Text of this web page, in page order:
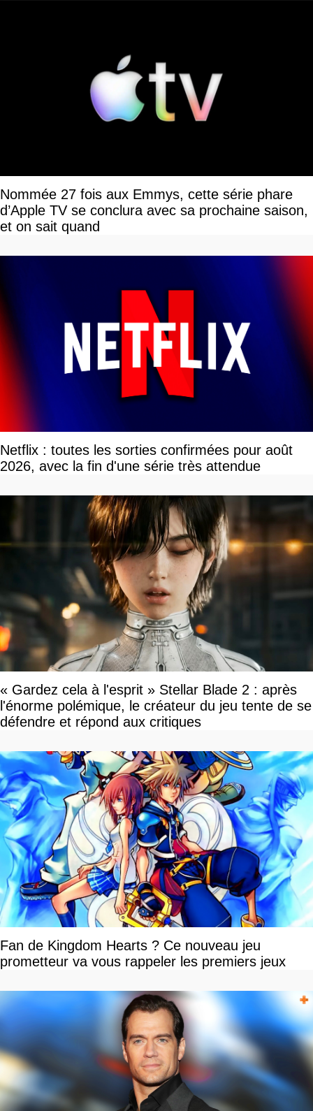
Nommée 27 fois aux Emmys, cette série phare
d’Apple TV se conclura avec sa prochaine saison,
et on sait quand
Netflix : toutes les sorties confirmées pour août
2026, avec la fin d'une série très attendue
« Gardez cela à l'esprit » Stellar Blade 2 : après
l'énorme polémique, le créateur du jeu tente de se
défendre et répond aux critiques
Fan de Kingdom Hearts ? Ce nouveau jeu
prometteur va vous rappeler les premiers jeux